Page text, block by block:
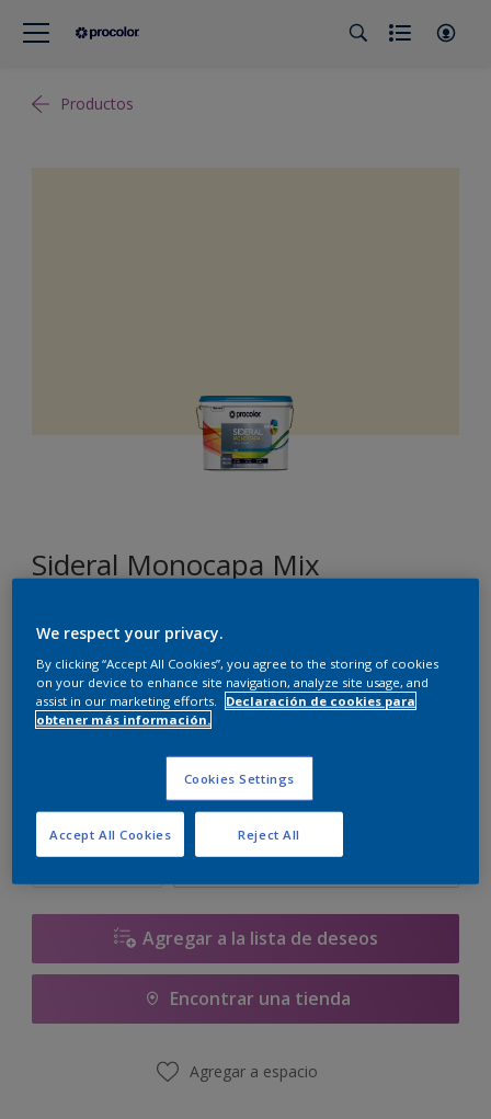
Productos
Sideral Monocapa Mix
G2.07.89
Cambiar de color
Tamaño
4 L
Cantidad Calculadora de pintura
Calcular
Agregar a la lista de deseos
Encontrar una tienda
Agregar a espacio
We respect your privacy.
By clicking “Accept All Cookies”, you agree to the storing of cookies
on your device to enhance site navigation, analyze site usage, and
assist in our marketing efforts.
Declaración de cookies para
obtener más información.
Cookies Settings
Reject All
Accept All Cookies